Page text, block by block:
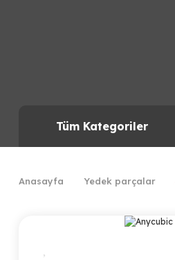
Tüm Kategoriler
Anasayfa Yedek parçalar